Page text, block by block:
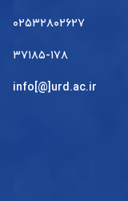
۰۲۵۳۲۸۰۲۶۲۷
۳۷۱۸۵-۱۷۸
info[@]urd.ac.ir